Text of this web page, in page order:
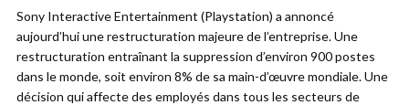
Sony Interactive Entertainment (Playstation) a annoncé
aujourd’hui une restructuration majeure de l’entreprise. Une
restructuration entraînant la suppression d’environ 900 postes
dans le monde, soit environ 8% de sa main-d’œuvre mondiale. Une
décision qui affecte des employés dans tous les secteurs de